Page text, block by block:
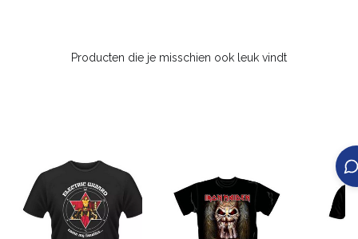
Producten die je misschien ook leuk vindt